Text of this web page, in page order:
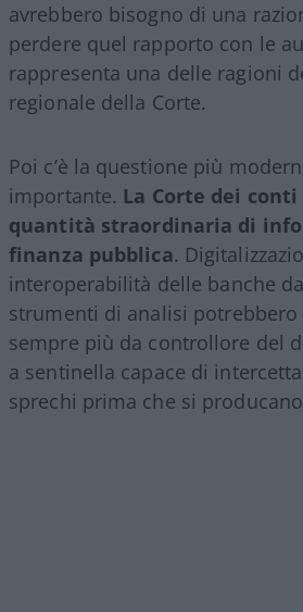
avrebbero bisogno di una
perdere quel rapporto con le
rappresenta una delle ragioni
regionale della Corte.
Poi c’è la questione più
importante. La Corte dei
quantità straordinaria di
finanza pubblica.
interoperabilità delle banche
strumenti di analisi
sempre più da controllore del
a sentinella capace di
sprechi prima che si